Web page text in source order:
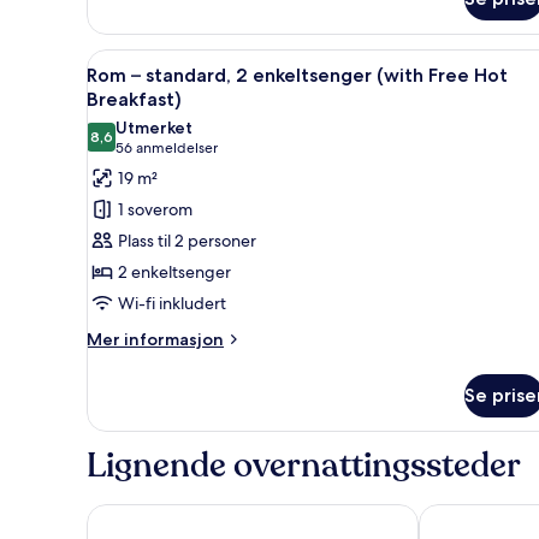
standard
(with
Free
Hot
Breakfast)
Åpne
alle
bildene
av
Rom
–
standard,
2
enkeltsenger
(with
Free
Rom – standard, 2
6
Rom – standard, 2 enkeltsenger (with Free Hot
Breakfast)
8,68,6 av 10
Utmerket
56 anmeldelser
(56
anmeldelser)
19 m²
1 soverom
Plass til 2 personer
2 enkeltsenger
Wi-fi inkludert
Mer informasjon
Mer
–
(with
Se
Lignende overnattingssteder
Premier Inn London Hammersmith - Talgarth Road
Novotel